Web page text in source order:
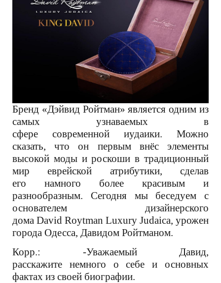
Бренд «Дэйвид Ройтман» является одним из
самых узнаваемых в
сфере современной иудаики. Можно
сказать, что он первым внёс элементы
высокой моды и роскоши в традиционный
мир еврейской атрибутики, сделав
его намного более красивым и
разнообразным. Сегодня мы беседуем с
основателем дизайнерского
дома David Roytman Luxury Judaica,
города Одесса, Давидом Ройтманом.
Корр.: -Уважаемый Давид,
расскажите немного о себе и основных
фактах из своей биографии.